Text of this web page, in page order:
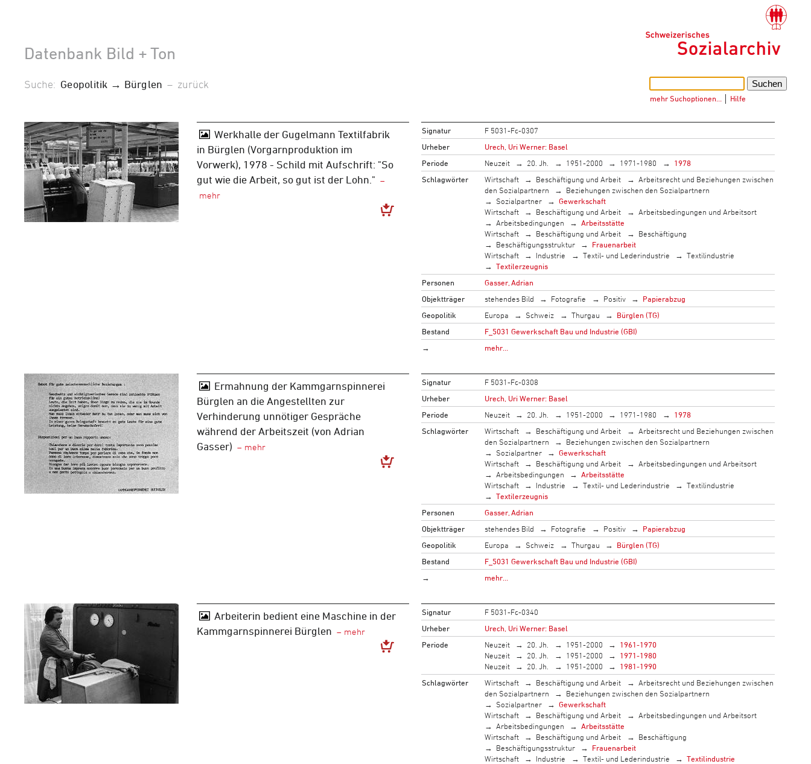
Datenbank Bild + Ton
mehr Suchoptionen… Hilfe
Suche: Geopolitik → Bürglen – zurück
Werkhalle der Gugelmann Textilfabrik
in Bürglen (Vorgarnproduktion im
Vorwerk), 1978 - Schild mit Aufschrift: "So
gut wie die Arbeit, so gut ist der Lohn."
Signatur
F 5031-Fc-0307
Urheber
Urech, Uri Werner: Basel
Periode
Neuzeit 20. Jh. 1951-2000 1971-1980
1978
Schlagwörter
Wirtschaft Beschäftigung und Arbeit
Arbeitsrecht und Beziehungen zwischen
den Sozialpartnern
Beziehungen zwischen den Sozialpartnern
Sozialpartner
Gewerkschaft
Wirtschaft
Beschäftigung und Arbeit
Arbeitsbedingungen und Arbeitsort
Arbeitsbedingungen
Arbeitsstätte
Wirtschaft
Beschäftigung und Arbeit
Beschäftigung
Beschäftigungsstruktur
Frauenarbeit
Wirtschaft
Industrie Textil- und Lederindustrie
Textilindustrie
Textilerzeugnis
Personen
Gasser, Adrian
Objektträger
stehendes Bild Fotografie Positiv
Papierabzug
Geopolitik
Europa Schweiz Thurgau
Bürglen (TG)
Bestand
F_5031 Gewerkschaft Bau und Industrie (GBI)
→
mehr…
Ermahnung der Kammgarnspinnerei
Bürglen an die Angestellten zur
Verhinderung unnötiger Gespräche
während der Arbeitszeit (von Adrian
Gasser)
Signatur
F 5031-Fc-0308
Urheber
Urech, Uri Werner: Basel
Periode
Neuzeit 20. Jh. 1951-2000 1971-1980
1978
Schlagwörter
Wirtschaft Beschäftigung und Arbeit
Arbeitsrecht und Beziehungen zwischen
den Sozialpartnern
Beziehungen zwischen den Sozialpartnern
Sozialpartner
Gewerkschaft
Wirtschaft
Beschäftigung und Arbeit
Arbeitsbedingungen und Arbeitsort
Arbeitsbedingungen
Arbeitsstätte
Wirtschaft
Industrie Textil- und Lederindustrie
Textilindustrie
Textilerzeugnis
Personen
Gasser, Adrian
Objektträger
stehendes Bild Fotografie Positiv
Papierabzug
Geopolitik
Europa Schweiz Thurgau
Bürglen (TG)
Bestand
F_5031 Gewerkschaft Bau und Industrie (GBI)
→
mehr…
Arbeiterin bedient eine Maschine in der
Kammgarnspinnerei Bürglen
Signatur
F 5031-Fc-0340
Urheber
Urech, Uri Werner: Basel
Periode
Neuzeit 20. Jh. 1951-2000
1961-1970
Neuzeit
20. Jh. 1951-2000
1971-1980
Neuzeit
20. Jh. 1951-2000
1981-1990
Schlagwörter
Wirtschaft Beschäftigung und Arbeit
Arbeitsrecht und Beziehungen zwischen
den Sozialpartnern
Beziehungen zwischen den Sozialpartnern
Sozialpartner
Gewerkschaft
Wirtschaft
Beschäftigung und Arbeit
Arbeitsbedingungen und Arbeitsort
Arbeitsbedingungen
Arbeitsstätte
Wirtschaft
Beschäftigung und Arbeit
Beschäftigung
Beschäftigungsstruktur
Frauenarbeit
Wirtschaft
Industrie Textil- und Lederindustrie
Textilindustrie